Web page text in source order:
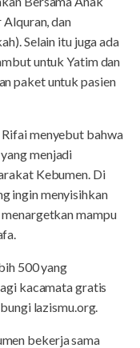
Alquran, dan
Selain itu juga ada
untuk Yatim dan
paket untuk pasien
menyebut bahwa
menjadi
Kebumen. Di
ingin menyisihkan
mampu
500 yang
kacamata gratis
lazismu.org.
bekerja sama